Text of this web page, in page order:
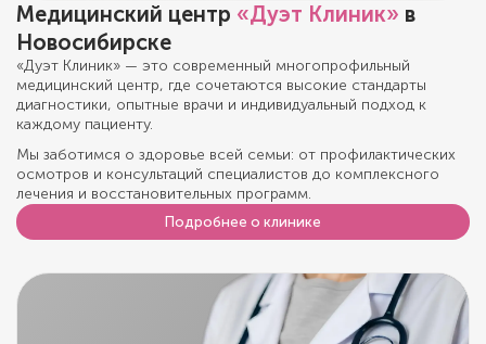
Медицинский центр «Дуэт Клиник» в
Новосибирске
«Дуэт Клиник» — это современный многопрофильный
медицинский центр, где сочетаются высокие стандарты
диагностики, опытные врачи и индивидуальный подход к
каждому пациенту.
Мы заботимся о здоровье всей семьи: от профилактических
осмотров и консультаций специалистов до комплексного
лечения и восстановительных программ.
Подробнее о клинике